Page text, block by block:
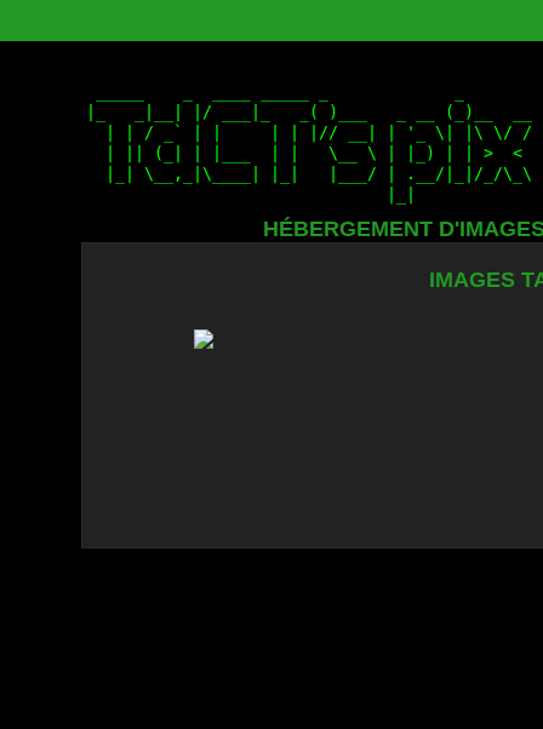
HÉBERGEMENT
IMAGES